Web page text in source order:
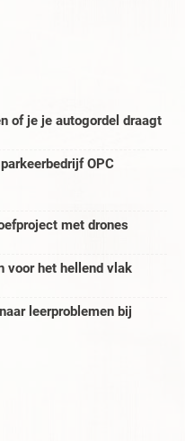
of je je autogordel draagt
OPC
met drones
voor het hellend vlak
leerproblemen bij